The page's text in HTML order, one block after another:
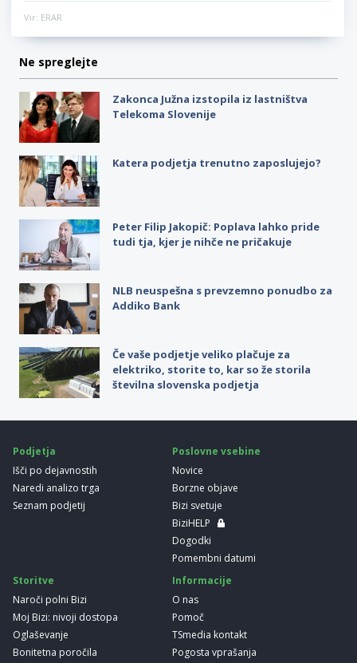
Vir: ERAR
Ne spreglejte
Zakonca Južna izstopila iz lastništva
Telekoma Slovenije
Katera podjetja trenutno zaposlujejo?
Peter Filip Jakopič: Poplava lahko pride
tudi tja, kjer je nihče ne pričakuje
NLB neuspešna s prevzemno ponudbo za
Addiko Bank
Če vaše podjetje veliko plačuje za
elektriko, storite to, kar so že storila
številna slovenska podjetja
Podjetja
Išči po dejavnostih
Naredi analizo trga
Seznam podjetij
Poslovne vsebine
Novice
Borzne objave
Bizi svetuje
BiziHELP
Dogodki
Pomembni datumi
Storitve
Naroči polni Bizi
Moj Bizi: nivoji dostopa
Oglaševanje
Bonitetna poročila
Informacije
O nas
Pomoč
TSmedia kontakt
Pogosta vprašanja